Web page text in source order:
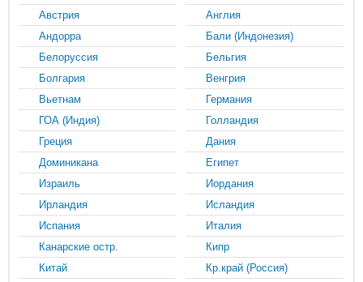
Австрия
Англия
Андорра
Бали (Индонезия)
Белоруссия
Бельгия
Болгария
Венгрия
Вьетнам
Германия
ГОА (Индия)
Голландия
Греция
Дания
Доминикана
Египет
Израиль
Иордания
Ирландия
Исландия
Испания
Италия
Канарские остр.
Кипр
Китай
Кр.край (Россия)